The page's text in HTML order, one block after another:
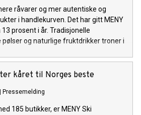
råvarer og mer autentiske og
i handlekurven. Det har gitt MENY
prosent i år. Tradisjonelle
og naturlige fruktdrikker troner i
kåret til Norges beste
Pressemelding
185 butikker, er MENY Ski